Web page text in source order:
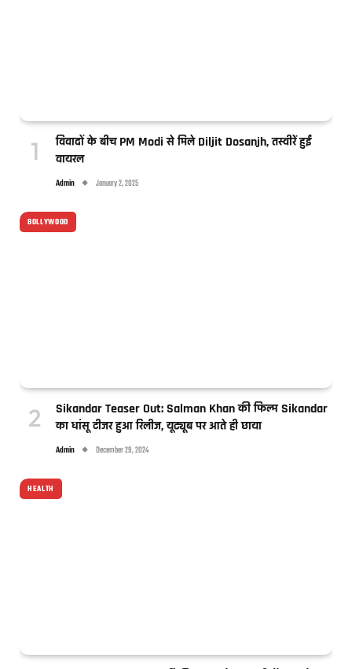
विवादों के बीच PM Modi से मिले Diljit Dosanjh, तस्वीरें हुईं
वायरल
Admin January 2, 2025
BOLLYWOOD
Sikandar Teaser Out: Salman Khan की फिल्म Sikandar
का धांसू टीजर हुआ रिलीज, यूट्यूब पर आते ही छाया
Admin December 29, 2024
HEALTH